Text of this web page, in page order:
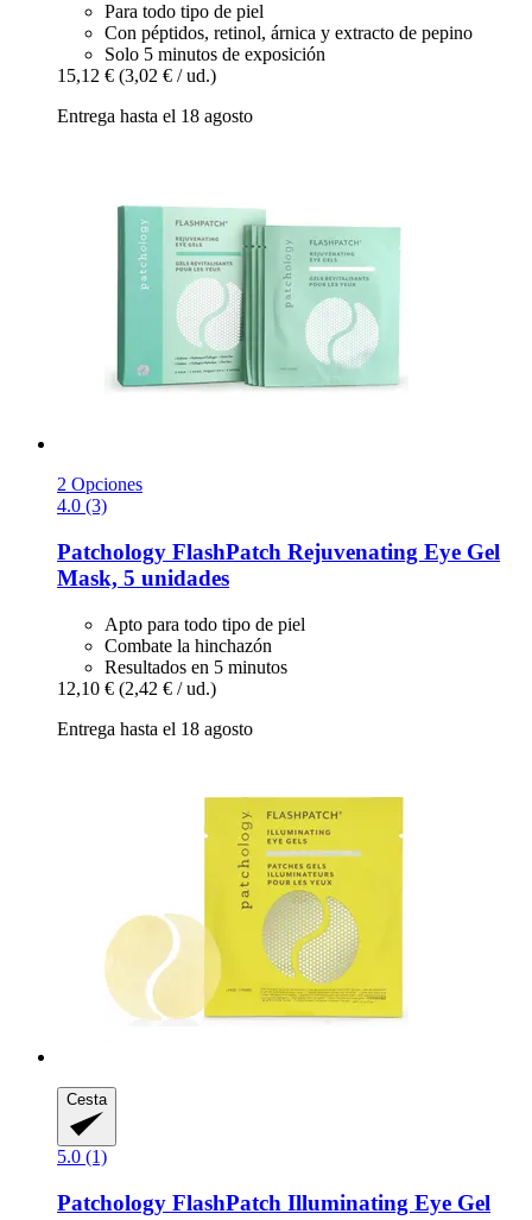
Para todo tipo de piel
Con péptidos, retinol, árnica y extracto de pepino
Solo 5 minutos de exposición
15,12 € (3,02 € / ud.)
Entrega hasta el 18 agosto
2 Opciones
4.0 (3)
Patchology FlashPatch Rejuvenating Eye Gel
Mask, 5 unidades
Apto para todo tipo de piel
Combate la hinchazón
Resultados en 5 minutos
12,10 € (2,42 € / ud.)
Entrega hasta el 18 agosto
Cesta
5.0 (1)
Patchology FlashPatch Illuminating Eye Gel